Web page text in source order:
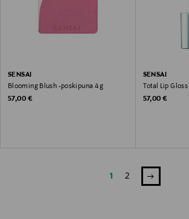
SENSAI
Blooming Blush -poskipuna 4 g
Original Price
57,00 €
SENSAI
Total Lip
Original Price
57,00 €
1 2